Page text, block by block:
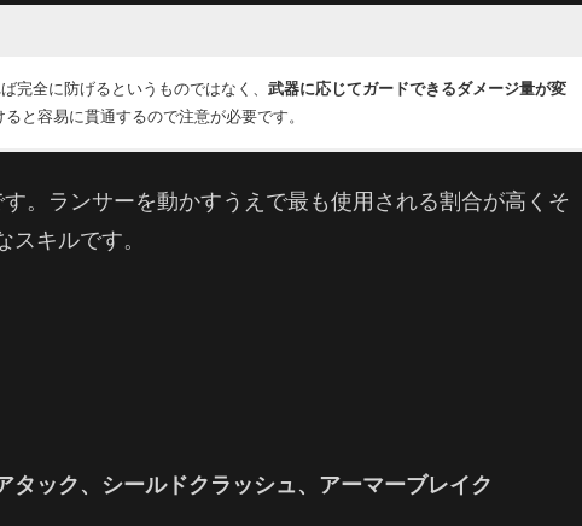
完全に防げるというものではなく、 武器に応じてガードできるダメージ量が変
と容易に貫通するので注意が必要です。
ーの中でも重要な攻撃スキルです。
。ランサーを動かすうえで最も使用される割合が高くそ
キルです。
タック、シールドクラッシュ、アーマーブレイク